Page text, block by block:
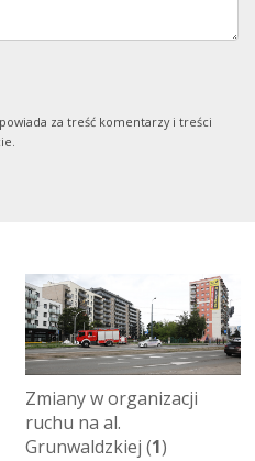
za treść komentarzy i treści
Zmiany w organizacji
ruchu na al.
Grunwaldzkiej (1)